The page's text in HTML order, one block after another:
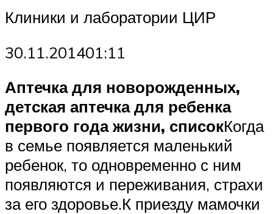
Клиники и лаборатории ЦИР
30.11.201401:11
Аптечка для новорожденных,
детская аптечка для ребенка
первого года жизни, списокКогда
в семье появляется маленький
ребенок, то одновременно с ним
появляются и переживания, страхи
за его здоровье.К приезду мамочки